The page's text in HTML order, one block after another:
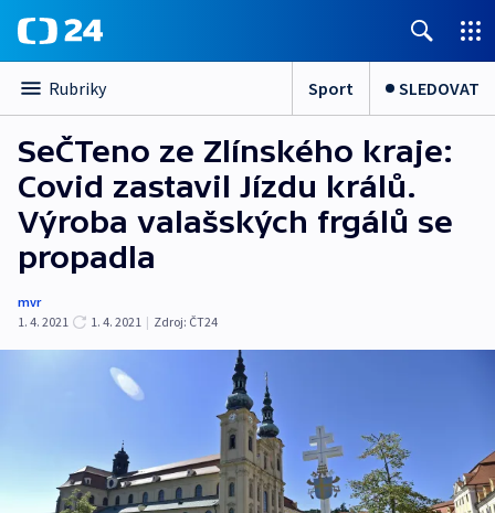
Rubriky Sport SLEDOVAT
SeČTeno ze Zlínského kraje:
Covid zastavil Jízdu králů.
Výroba valašských frgálů se
propadla
mvr
1. 4. 2021
1. 4. 2021 | Zdroj: ČT24